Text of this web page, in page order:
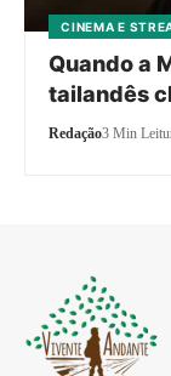
CINEMA E
Quando a
tailandês
Redação3 Min